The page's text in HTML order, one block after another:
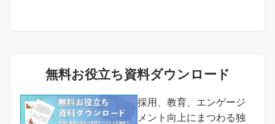
無料お役立ち資料ダウンロード
採用、教育、エンゲージ
メント向上にまつわる独